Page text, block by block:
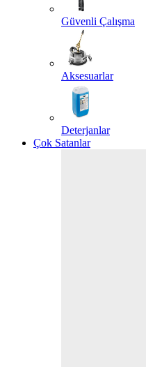
Güvenli Çalışma
Aksesuarlar
Deterjanlar
Çok Satanlar